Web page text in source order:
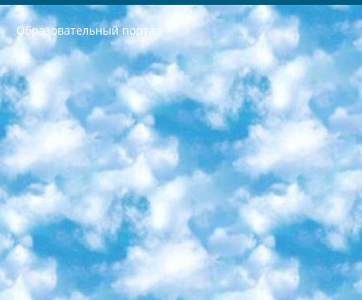
Образовательный портал
РЕСПУБЛИКА УЗБЕКИСТАН МИНИСТРЕРСТВО ДОШКОЛЬНОГО И ШКОЛЬНОГО ОБРАЗОВАНИЯ КОМАНДА в общеобразовательных учреждениях в 2023-2024 учебном году организация и проведение итоговой государственной аттестации обучающихся о Министра дошкольного и школьного образования Республики Узбекистан от 4 марта 2008 года (постановлением Минюста от 20 марта 2008 года № 1778 государственной регистрации) «Итоговое состояние учащихся общего среднего образования на основании положения об утверждении положения об аттестации общего среднего образования выпускной экзамен студентов в образовательных учреждениях в 2023-2024 учебном году В целях организации и прохождения аттестации приказываю: 1. Следующее: перечень предметов, по которым будет проводиться итоговая государственная аттестация и экзамен формы перевода согласно приложению 1; сертификаты международного образца, оценивающие уровень владения иностранными языками перечень согласно приложению 2; 2. Педагогический при специализированных образовательных учреждениях. научно-практический центр квалификации и международной оценки (Д.Давидова) 2024 г. До 25 марта: задания по предметам, по которым будет проводиться итоговая аттестация разработка и утверждение технических условий; итоговая аттестация на основании разработанного предметного задания разработка вопросов по предметам (устно и письменно), экзамен передача; общеобразовательные средние школы и специальные учебные заведения учащиеся выпускных классов школ и интернатов в агентской системе подготовка базы данных экзаменационных материалов и критериев оценки; перевод базы экзаменационных материалов на все языки обучения подать в Республиканский образовательный центр для изготовления; варианты экзаменов на основе разработанных контрольных материалов пусть будут поставлены задачи формирования. 3. Республиканский образовательный центр (Ш.Худайкулов) до 5 апреля 2024 года. до: база данных предоставленных экзаменационных материалов на все языки обучения перевод и экспертиза; для слепых, слабовидящих, глухих, слабослышащих и умственно отсталых детей учащиеся выпускных классов специализированных школ и школ-интернатов база данных экзаменационных материалов на всех преподаваемых языках подготовка критериев оценки; специализированные школы для умственно отсталых детей и технологии для учащихся выпускных классов школ-интернатов разработка соответствующих рекомендаций и критериев проведения ЕГЭ по естествознанию давать задания. 4. Педагогический при специализированных образовательных учреждениях. Научно-практический центр навыков и международной оценки (Д.Давидова), Республика образовательный центр (Худайкулов Ш.) итоговый государственный аттестационный экзамен ориентирован на творческое и логическое мышление при подготовке базы материалов учитывать введение заданий. 5. Следует отметить, что: сертификат государственного образца о знании общеобразовательного предмета и как минимум национальный уровень B1 по предметам на иностранных языках, указанным в Приложении 2. или международно признанный сертификат эквивалентного уровня студенты, изучающие определенный предмет, освобождаются от экзамена; по соответствующим предметам запланирована итоговая государственная аттестация за день до дня, путем жеребьевки Рабочей группой (в письменной форме по предметам, проводимым в форме) из числа сформированных вариантов выбрано 2 варианта; 2 выбранных варианта экзамена анонсированы на официальном сайте министерства и все выпускники по всей стране на основе этих вариантов проводит итоговую государственную аттестацию. 6. Государственное образование учащихся средних общеобразовательных учреждений. знания в соответствии с квалификационными требованиями, которые необходимо приобрести на основании стандартов итоговый (выпускной) контроль для 9 и 11 классов в целях тестирования Экзамены (далее – экзамены) состоят из предметов, перечисленных в приложении 1. будет сделано. 7. Экзамены пройдут с 26 мая по 15 июня 2024 г. (кроме науки физического воспитания). 8. Физическая для учащихся 9 классов общесредних образовательных учреждений. Экзамены по предмету «Образование, квалификация медицина» 1-6 мая 2024 года. сотрудники перевести под присмотр (с отклонениями в физическом или умственном развитии) специализированная школа для детей, школы-интернаты и со сколиозом школы-интернаты санаторного типа для больных детей исключены). 9. Он был слепым, слабовидящим и имел нарушения опорно-двигательного аппарата. экзамены в специализированных школах и интернатах для детей должны проводиться исходя из требований, предъявляемых к общеобразовательным учреждениям (физкультура кроме науки). 10. Специализированная школа для глухих и слабослышащих детей. и экзамены в интернатах и быть реализован в виде письменного теста по математике. 11. Специальность для умственно отсталых детей. Для 9 класса Родной язык и литературное письмо Государственный язык (язык обучения – узбекский). для неклассов) написано Математическое письмо Письменная/устная история Узбекистана Физическое воспитание практично Итоговый контроль Для 11 класса Написание родного языка и литературы (эссе) Математическое письмо Узбекский язык (обучение на узбекском языке) не посещающее общее среднее образование для учреждений)/Образовательное учреждение выбор письменный и устный Иностранный язык письменный/устный Письменная/устная история Узбекистана *По выбору студента:  Химия  Физика  Основы государственного права  География 10 бесплатных образовательных ресурсов - Мы составили подборку онлайн-проектов с интерактивными упражнениями, видеолекциями и статьями. Они помогут вам обрести новые и освежить старые знания бесплатно. 1. «ИНТУИТ» Старейшая образовательная площадка Рунета. Здесь вы найдёте сотни текстовых и видеокурсов на десятки различных тем — от программирования до психологии. Многие курсы подготовлены российскими университетами и крупными международными компаниями вроде Intel и Microsoft. Самостоятельное обучение бесплатное, но желающие могут оплатить услуги персональных наставников. 2. «Смартия» знакомит с актуальными профессиями и подсказывает, как им обучаться. Выбрав заинтересовавшую вас специальность — SMM-специалист, фотограф, веб-дизайнер или другую, — увидите список необходимых для неё умений. Чтобы вы могли освоить их самостоятельно, для каждого умения площадка отображает подборку ссылок на учебные материалы. Хотя «Смартия» ориентируется на русскоязычную аудиторию, часть контента всё же доступна только на английском. 3. «Лекторий Физтеха» Проект Московского физико-технического института (Физтеха). С его помощью вы можете смотреть онлайн серии лекций, записанные на видео в этом вузе. В числе доступных предметов — физика, биология, химия, информационные технологии и другие. К некоторым лекциям администрация ресурса прилагает готовые конспекты, которые можно скачивать в PDF-формате. 4. ITMOcourses Онлайн-площадка Санкт-Петербургского национального исследовательского университета информационных технологий, механики и оптики (ИТМО). Ресурс предоставляет свободный доступ к курсам, разработанным в этом вузе. Каталог материалов разбит на четыре категории: «Оптические системы и технологии», «Приборостроение и робототехника», «Информационные технологии» и «Биотехнологии». Курсы состоят из видеолекций, интерактивных демонстраций и заданий. 5. «КиберЛенинка» Электронная научная библиотека открытого доступа. Каталог площадки регулярно обрастает текстами статей из различных научных изданий. Сгруппированные по журналам и рубрикам публикации можно читать онлайн или скачивать целиком в PDF-формате. Проект нацелен на популяризацию науки за счёт открытого доступа к качественной информации. 6. «ПостНаука» На этом ресурсе публикуют подборки видеолекций, составленные экспертами из разных отраслей и объединённые общими темами. Среди них, к примеру, есть серии «Биоинформатика и геномика», «Культура средневековой Скандинавии» и Cinema Studies о теории кино. Каждая подборка лекций — логически связанная история, рассказанная экспертом от первого лица. Кроме того, на сайте появляются научно-образовательные статьи и тесты на разные темы. 7. «Newочём» Команда проекта «Newочём» отбирает самые интересные тексты из англоязычных СМИ и переводит те из них, за которые голосуют участники сообщества «ВКонтакте». По большей части это научно-популярные статьи. Редакторы придумывают лишь заголовки, в остальном содержание переводов соответствует оригиналам. Полные тексты можно читать прямо в социальной сети. 8. InternetUrok Онлайн-база материалов по основным дисциплинам школьной программы. Информация на сайте структурирована по классам, предметам и темам (урокам). Каждый урок состоит из видеолекций и конспектов. Есть также интерактивные тренажёры и тесты для закрепления пройденного материала. Даже если вы давно окончили школу, возможность повторить программу старших классов всегда может пригодиться. 9. Edutainme Ещё один ресурс об образовании. В отличие от Newtonew, как мне кажется, Edutainme больше ориентируется на представителей индустрии: педагогов, предпринимателей, разработчиков образовательных проектов. Но и любой, кто просто стремится к саморазвитию, найдёт на сайте много полезного и интересного для себя. Например, информацию о новых курсах и образовательных сервисах. 10. Newtonew Онлайн-медиа об образовании и обучении в широком смысле. Авторы Newtonew пишут об инструментах, заведениях, тактиках и стратегиях, которые помогают учить других и получать новые знания самостоятельно. На этой площадке вы найдёте новости, обзоры, аналитические мат